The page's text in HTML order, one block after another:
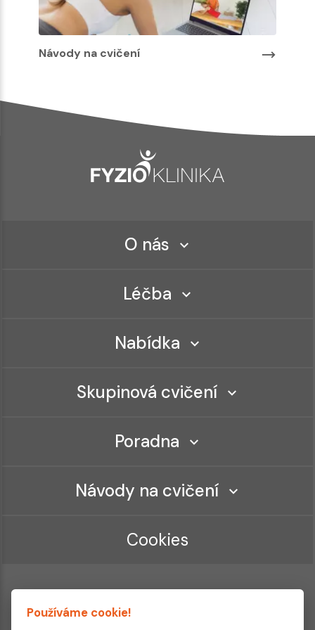
Návody na cvičení
O nás
Léčba
Nabídka
Skupinová cvičení
Poradna
Návody na cvičení
Cookies
Používáme cookie!